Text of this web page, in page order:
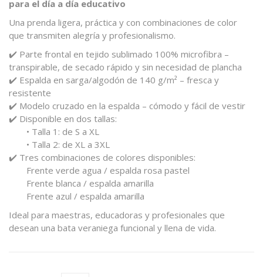
para el día a día educativo
Una prenda ligera, práctica y con combinaciones de color
que transmiten alegría y profesionalismo.
✔️ Parte frontal en tejido sublimado 100% microfibra –
transpirable, de secado rápido y sin necesidad de plancha
✔️ Espalda en sarga/algodón de 140 g/m² – fresca y
resistente
✔️ Modelo cruzado en la espalda – cómodo y fácil de vestir
✔️ Disponible en dos tallas:
• Talla 1: de S a XL
• Talla 2: de XL a 3XL
✔️ Tres combinaciones de colores disponibles:
Frente verde agua / espalda rosa pastel
Frente blanca / espalda amarilla
Frente azul / espalda amarilla
Ideal para maestras, educadoras y profesionales que
desean una bata veraniega funcional y llena de vida.